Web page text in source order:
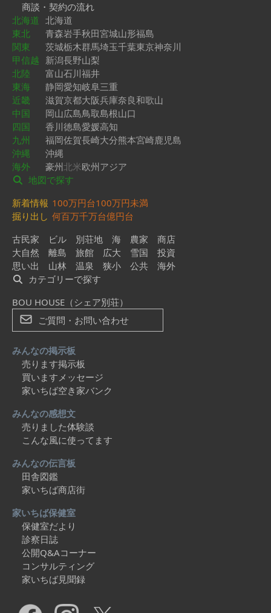
商談・契約の流れ
北海道 北海道
東北
青森岩手秋田宮城山形福島
関東
茨城栃木群馬埼玉千葉東京神奈川
甲信越 新潟長野山梨
北陸
富山石川福井
東海
静岡愛知岐阜三重
近畿
滋賀京都大阪兵庫奈良和歌山
中国
岡山広島鳥取島根山口
四国
香川徳島愛媛高知
九州
福岡佐賀長崎大分熊本宮崎鹿児島
沖縄
沖縄
海外
豪州北米欧州アジア
地図で探す
新着情報 100万円台100万円未満
掘り出し 何百万千万台億円台
古民家
ビル 別荘地 海 農家
商店
大自然
離島 旅館 広大 雪国
投資
思い出
山林 温泉 狭小 公共
海外
カテゴリーで探す
BOU HOUSE（シェア別荘）
ご質問・お問い合わせ
みんなの掲示板
売ります掲示板
買いますメッセージ
家いちば空き家バンク
みんなの感想文
売りました体験談
こんな風に使ってます
みんなの伝言板
田舎図鑑
家いちば商店街
家いちば保健室
保健室だより
診察日誌
公開Q&Aコーナー
コンサルティング
家いちば見聞録